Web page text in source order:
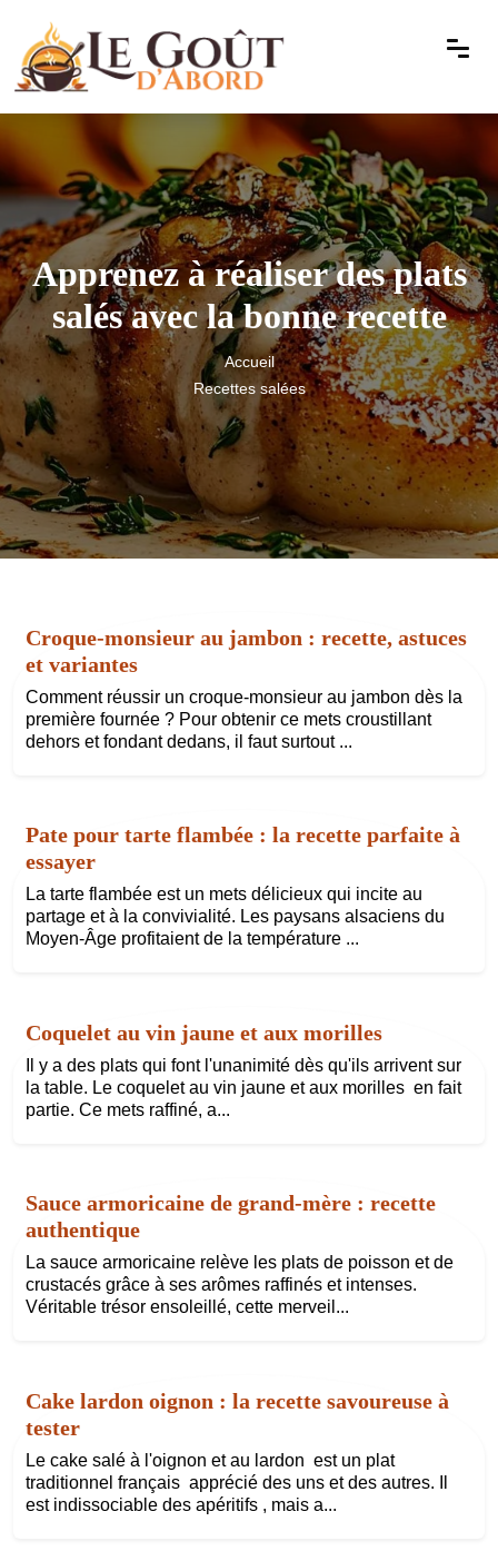
Apprenez à réaliser des plats
salés avec la bonne recette
Accueil
Recettes salées
Croque-monsieur au jambon : recette, astuces
et variantes
Comment réussir un croque-monsieur au jambon dès la
première fournée ? Pour obtenir ce mets croustillant
dehors et fondant dedans, il faut surtout ...
Pate pour tarte flambée : la recette parfaite à
essayer
La tarte flambée est un mets délicieux qui incite au
partage et à la convivialité. Les paysans alsaciens du
Moyen-Âge profitaient de la température ...
Coquelet au vin jaune et aux morilles
Il y a des plats qui font l'unanimité dès qu'ils arrivent sur
la table. Le coquelet au vin jaune et aux morilles en fait
partie. Ce mets raffiné, a...
Sauce armoricaine de grand-mère : recette
authentique
La sauce armoricaine relève les plats de poisson et de
crustacés grâce à ses arômes raffinés et intenses.
Véritable trésor ensoleillé, cette merveil...
Cake lardon oignon : la recette savoureuse à
tester
Le cake salé à l'oignon et au lardon est un plat
traditionnel français apprécié des uns et des autres. Il
est indissociable des apéritifs , mais a...